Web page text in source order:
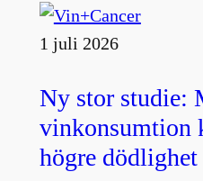
1 juli 2026
Ny stor studie:
vinkonsumtion
högre dödlighet